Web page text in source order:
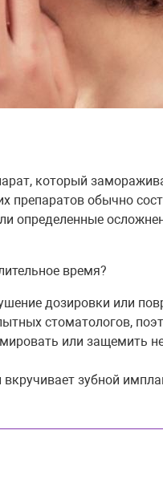
который
обычно
определенные
время?
дозировки или
стоматологов,
или защемить
зубной